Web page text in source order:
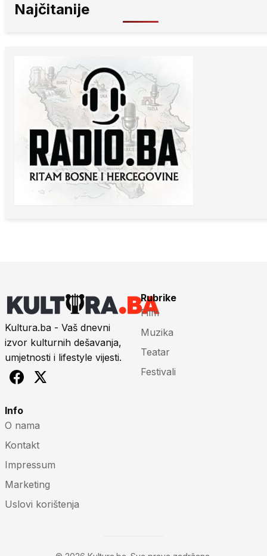
Najčitanije
Kultura.ba - Vaš dnevni
izvor kulturnih dešavanja,
umjetnosti i lifestyle vijesti.
Rubrike
Film
Muzika
Teatar
Festivali
Info
O nama
Kontakt
Impressum
Marketing
Uslovi korištenja